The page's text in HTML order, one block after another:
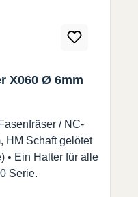
X060 Ø 6mm
/ NC-
HM Schaft gelötet
• Ein Halter für alle
Serie.